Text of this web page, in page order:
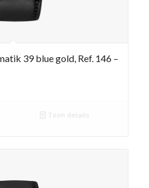
39 blue gold, Ref. 146 –
Toon details